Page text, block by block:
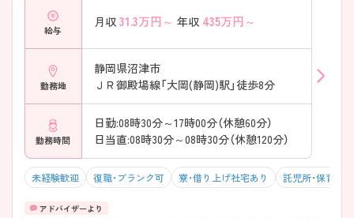
→ 長期的なキャリア形成を目指しやすい環境です♪
――――――――――――――― ■ 地域医療を支えるチーム医療♪
――――――――――――――― 多職種が連携しながら地域医療を支
えています。 ・救急患者の受け入れに注力 ・急性期治療からリハビリま
で院内で対応 ・職種の垣根を超えた連携体制 → 地域に貢献できるやり
がいを実感できます♪
給与
月収 31.3万円～ 年収 435万円～
勤務地
静岡県沼津市
ＪＲ御殿場線「大岡(静岡)駅」徒歩8分
勤務時間
日勤:08時30分～17時00分（休憩60分）
日当直:08時30分～08時30分（休憩120分）
未経験歓迎 復職・ブランク可 寮・借り上げ社宅あり 託児所・保育支